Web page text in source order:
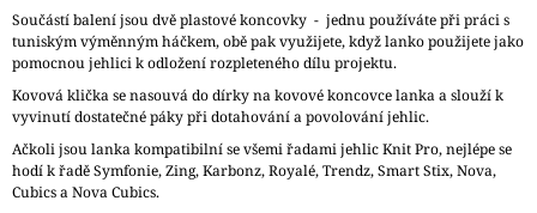
Součástí balení jsou dvě plastové koncovky - jednu používáte při práci s
tuniským výměnným háčkem, obě pak využijete, když lanko použijete jako
pomocnou jehlici k odložení rozpleteného dílu projektu.
Kovová klička se nasouvá do dírky na kovové koncovce lanka a slouží k
vyvinutí dostatečné páky při dotahování a povolování jehlic.
Ačkoli jsou lanka kompatibilní se všemi řadami jehlic Knit Pro, nejlépe se
hodí k řadě Symfonie, Zing, Karbonz, Royalé, Trendz, Smart Stix, Nova,
Cubics a Nova Cubics.